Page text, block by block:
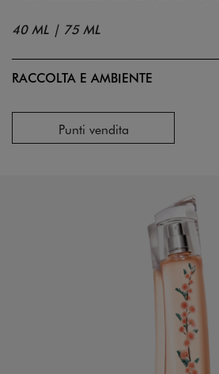
40 ML | 75 ML
RACCOLTA E AMBIENTE
Punti vendita